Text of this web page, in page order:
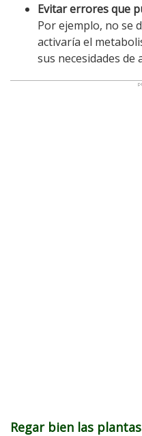
Evitar errores que
Por ejemplo, no se
activaría el
sus necesidades de
Regar bien las